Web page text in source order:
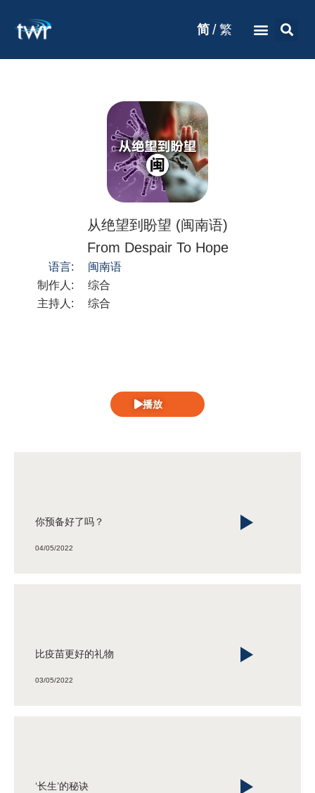
简 / 繁
从绝望到盼望 (闽南语)
From Despair To Hope
语言:
闽南语
制作人:
综合
主持人:
综合
播放
你预备好了吗？
04/05/2022
比疫苗更好的礼物
03/05/2022
‘长生’的秘诀